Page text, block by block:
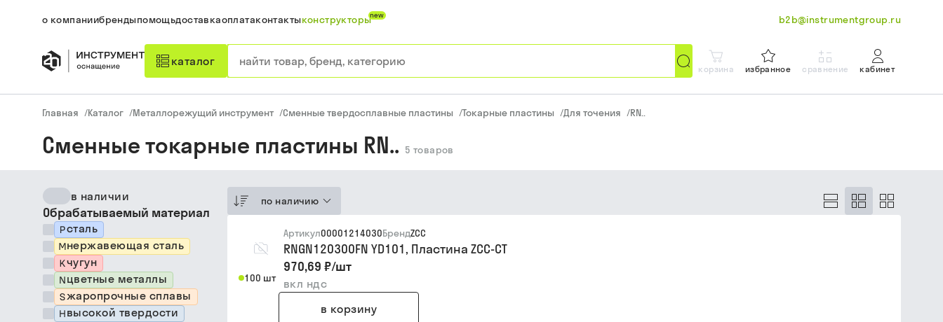
о компаниибрендыпомощьдоставкаоплатаконтактыконструкторыnew b2b@instrumentgroup.ru
каталог
корзина избранное сравнение кабинет
Главная /Каталог /Металлорежущий инструмент /Сменные твердосплавные пластины /Токарные пластины /Для точения /RN..
Сменные токарные пластины RN.. 5 товаров
в наличии
Обрабатываемый материал
сталь
нержавеющая сталь
чугун
цветные металлы
жаропрочные сплавы
высокой твердости
по наличию
100 шт
Артикул00001214030БрендZCC
RNGN120300FN YD101, Пластина ZCC-CT
970,69 ₽/шт
вкл ндс
в корзину